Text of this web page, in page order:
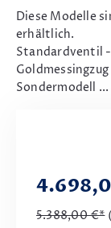
Diese Modelle
erhältlich.
Standardventil
Sondermodell ...
5.388,00 €*